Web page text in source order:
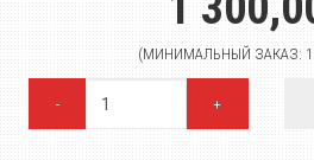
(МИНИМАЛЬНЫЙ ЗАКАЗ:
- +